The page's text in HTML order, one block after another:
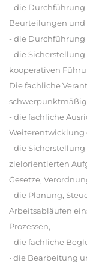
- die
Beurteilungen und
- die
- die
kooperativen
Die fachliche
schwerpunktmäßig
- die fachliche
Weiterentwicklung
- die
zielorientierten
Gesetze,
- die Planung,
Arbeitsabläufen
Prozessen,
- die fachliche
• die Bearbeitung